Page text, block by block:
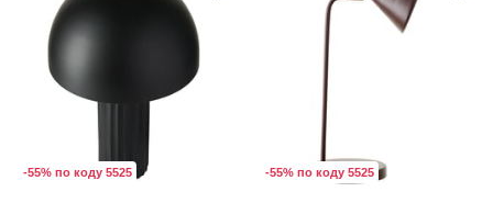
-55% по коду 5525 -55% по коду 5525